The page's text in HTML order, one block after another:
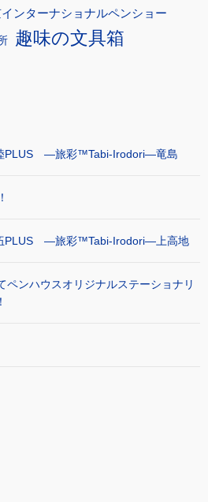
ンターナショナルペンショー
趣味の文具箱
PLUS ―旅彩™Tabi-Irodori―竜島
PLUS ―旅彩™Tabi-Irodori―上高地
ペンハウスオリジナルステーショナリ